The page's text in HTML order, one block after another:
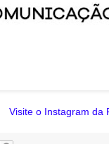
Visite o Instagram da